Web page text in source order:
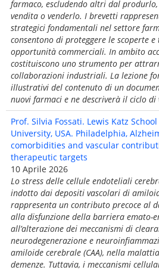
farmaco, escludendo altri dal
vendita o venderlo. I brevetti
strategici fondamentali nel settore
consentono di proteggere le scoperte
opportunità commerciali. In ambito
costituiscono uno strumento per
collaborazioni industriali. La lezione
illustrativi del contenuto di un
nuovi farmaci e ne descriverà il ciclo di
Prof. Silvia Fossati. Lewis Katz
University, USA. Philadelphia,
comorbidities and vascular
therapeutic targets
10 Aprile 2026
Lo stress delle cellule endoteliali
indotto dai depositi vascolari di
rappresenta un contributo precoce al
alla disfunzione della barriera emato-
all’alterazione dei meccanismi di
neurodegenerazione e
amiloide cerebrale (CAA), nella
demenze. Tuttavia, i meccanismi